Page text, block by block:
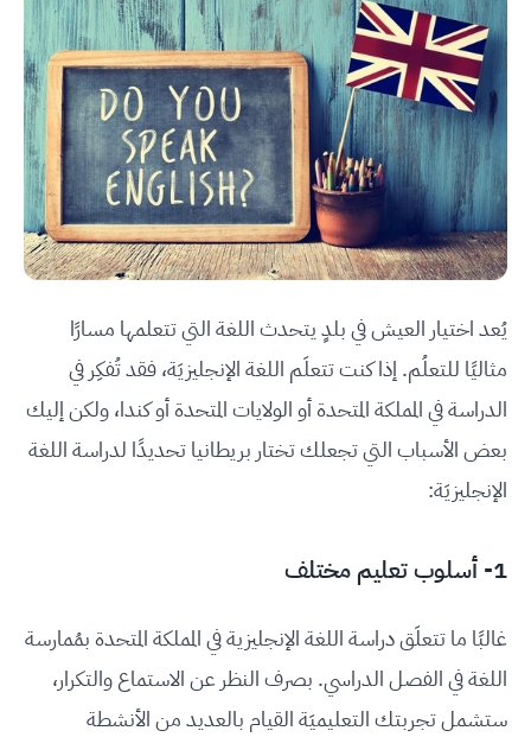
يُعد اختيار العيش في بلدٍ يتحدث اللغة التي تتعلمها مسارًا
مثاليًا للتعلُم. إذا كنت تتعلَم اللغة الإنجليزيَة، فقد تُفكِر في
الدراسة في المملكة المتحدة أو الولايات المتحدة أو كندا، ولكن إليك
بعض الأسباب التي تجعلك تختار بريطانيا تحديدًا لدراسة اللغة
الإنجليزيَة:
1- أسلوب تعليم مختلف
غالبًا ما تتعلَق دراسة اللغة الإنجليزية في المملكة المتحدة بمُمارسة
اللغة في الفصل الدراسي. بصرف النظر عن الاستماع والتكرار،
ستشمل تجربتك التعليميَة القيام بالعديد من الأنشطة